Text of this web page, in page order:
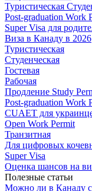
Туристическая
Post-graduation Work
Super Visa для
Виза в Канаду в 2026
Туристическая
Студенческая
Гостевая
Рабочая
Продление Study
Post-graduation Work
CUAET для
Open Work Permit
Транзитная
Для цифровых
Super Visa
Оценка шансов на
Полезные статьи
Можно ли в Канаду